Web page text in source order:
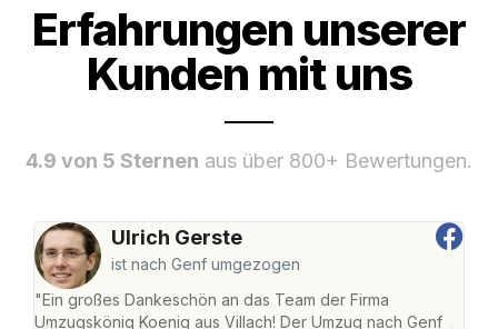
Erfahrungen unserer
Kunden mit uns
4.9 von 5 Sternen aus über 800+ Bewertungen.
Ulrich Gerste
ist nach Genf umgezogen
"Ein großes Dankeschön an das Team der Firma
Umzugskönig Koenig aus Villach! Der Umzug nach Genf